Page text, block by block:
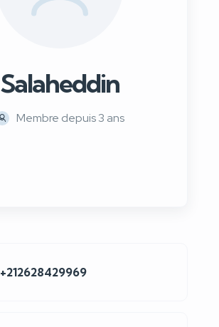
Salaheddin
Membre depuis 3 ans
+212628429969